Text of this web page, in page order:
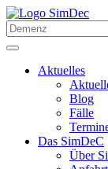
Aktuelles
Blog
Fälle
Das SimDeC
Über